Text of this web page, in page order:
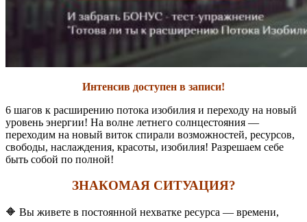
Интенсив доступен в записи!
6 шагов к расширению потока изобилия и переходу на новый
уровень энергии! На волне летнего солнцестояния —
переходим на новый виток спирали возможностей, ресурсов,
свободы, наслаждения, красоты, изобилия! Разрешаем себе
быть собой по полной!
ЗНАКОМАЯ СИТУАЦИЯ?
🔶 Вы живете в постоянной нехватке ресурса — времени,